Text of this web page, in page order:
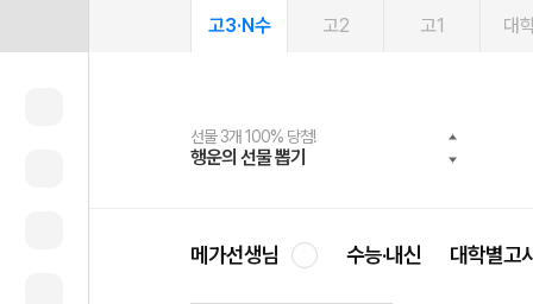
고3·N수 고2 고1 대
선물 3개 100% 당첨!
행운의 선물 뽑기
선물 100% 증정!
메가스터디 X 올리브
여름방학 스터디 캐시백
메가런 썸머스쿨
2027 러셀 단과
강사 공개선발
스마트러닝앱
설문 EVENT
메가패스
3일 무료 체험권
메가패스 수강생 무료혜택!
메가클럽 멤버십
사회공헌 캠페인
희망이룸 메가나눔
메가선생님 수능·내신 대학별고